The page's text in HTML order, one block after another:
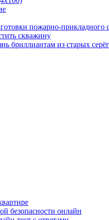
пожарно-прикладного
скважину
бриллиантам из старых серёг
безопасности онлайн